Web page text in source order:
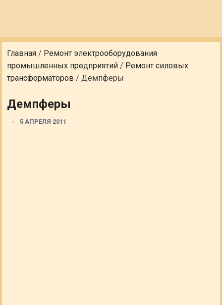
Главная / Ремонт электрооборудования
промышленных предприятий / Ремонт силовых
трансформаторов /Демпферы
Демпферы
5 АПРЕЛЯ 2011